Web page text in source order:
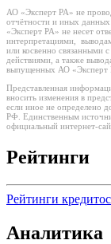
АО «Эксперт РА» не
отчётности и иных данных
«Эксперт РА» не несет
интерпретациями,
или косвенно
действиями, а также
выпущенных АО «Эксперт
Представленная
вносить изменения в
если иное не определено
РФ. Единственным
официальный интернет-
Рейтинги
Рейтинги
Аналитика